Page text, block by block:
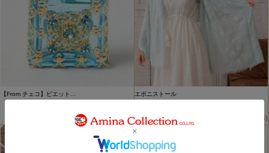
【From チェコ】ピエット… エボニストール
(4)